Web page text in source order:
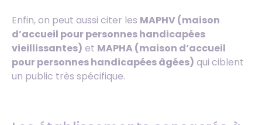
Enfin, on peut aussi citer les MAPHV (maison
d’accueil pour personnes handicapées
vieillissantes) et MAPHA (maison d’accueil
pour personnes handicapées âgées) qui ciblent
un public très spécifique.